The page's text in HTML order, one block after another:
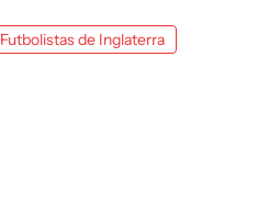
Futbolistas de Inglaterra